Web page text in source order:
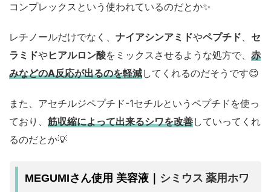
コンプレックスという使われているのだとか✨
レチノールだけでなく、 ナイアシンアミドやペプチド、 セ
ラミドやヒアルロン酸をミックスさせるような処方で、 赤
みなどのA反応が出るのを軽減してくれるのだそうです😊
また、アセチルジペプチド-1セチルというペプチドを使っ
ており、 筋収縮によって出来るシワを改善していってくれ
るのだとか💡
MEGUMIさん使用 美容液｜ シミウス 薬用ホワ